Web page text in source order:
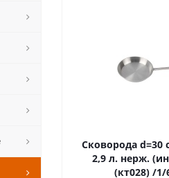
Сковорода d=30
2,9 л. нерж.
(кт028) /